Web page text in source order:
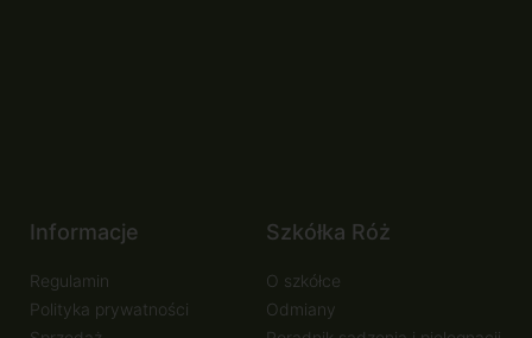
Informacje
Regulamin
Polityka prywatności
Szkółka Róż
O szkółce
Odmiany